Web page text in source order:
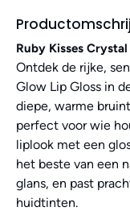
Ruby Kisses
Ontdek de rijke,
Glow Lip Gloss in
diepe, warme
perfect voor wie
liplook met een
het beste van een
glans, en past
huidtinten.